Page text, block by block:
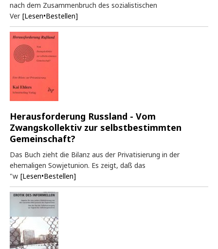
nach dem Zusammenbruch des sozialistischen
Ver [Lesen•Bestellen]
Herausforderung Russland - Vom
Zwangskollektiv zur selbstbestimmten
Gemeinschaft?
Das Buch zieht die Bilanz aus der Privatisierung in der
ehemaligen Sowjetunion. Es zeigt, daß das
"w [Lesen•Bestellen]